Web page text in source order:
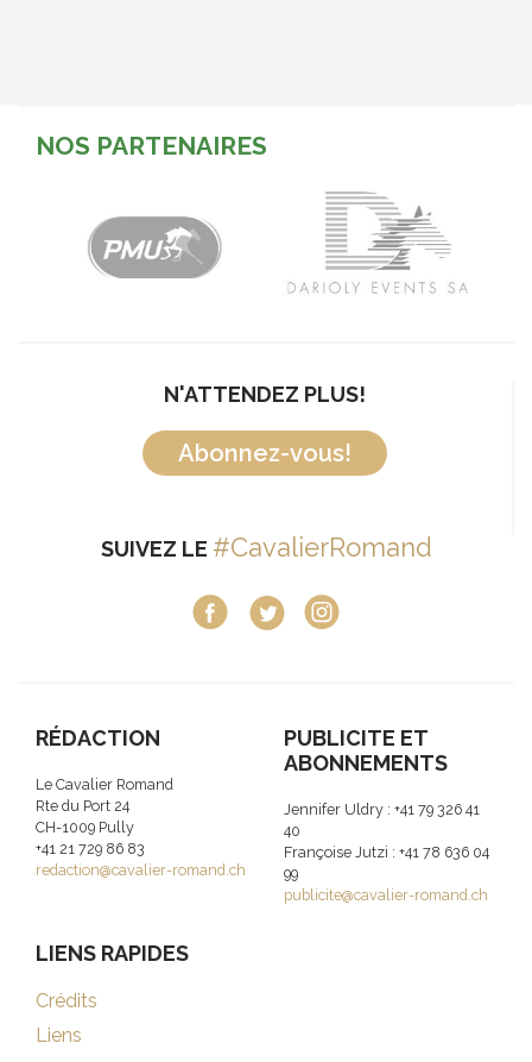
NOS PARTENAIRES
N'ATTENDEZ PLUS!
Abonnez-vous!
SUIVEZ LE #CavalierRomand
RÉDACTION
Le Cavalier Romand
Rte du Port 24
CH-1009 Pully
+41 21 729 86 83
redaction@cavalier-romand.ch
PUBLICITE ET
ABONNEMENTS
Jennifer Uldry : +41 79 326 41
40
Françoise Jutzi : +41 78 636 04
99
publicite@cavalier-romand.ch
LIENS RAPIDES
Crédits
Liens